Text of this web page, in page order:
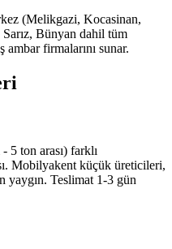
(Melikgazi, Kocasinan,
Sarız, Bünyan dahil tüm
firmalarını sunar.
ton arası) farklı
Mobilyakent küçük üreticileri,
yaygın. Teslimat 1-3 gün